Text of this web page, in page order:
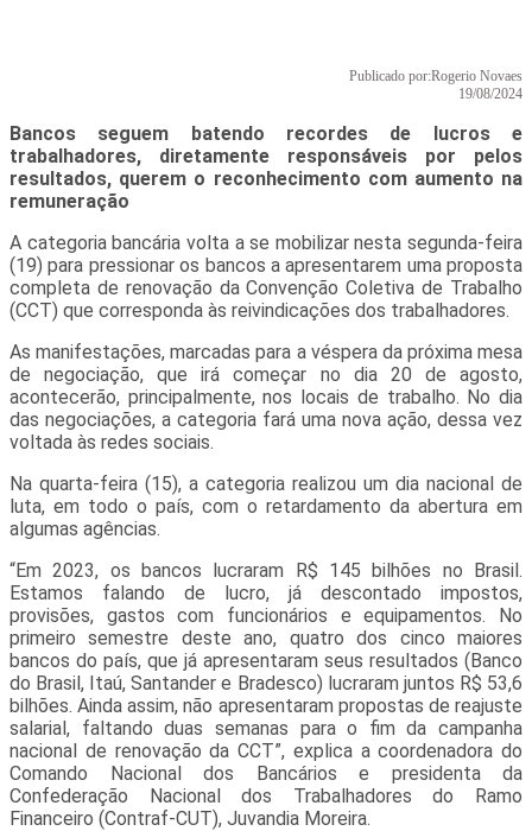
Publicado por:Rogerio Novaes
19/08/2024
Bancos seguem batendo recordes de lucros e
trabalhadores, diretamente responsáveis por pelos
resultados, querem o reconhecimento com aumento na
remuneração
A categoria bancária volta a se mobilizar nesta segunda-feira
(19) para pressionar os bancos a apresentarem uma proposta
completa de renovação da Convenção Coletiva de Trabalho
(CCT) que corresponda às reivindicações dos trabalhadores.
As manifestações, marcadas para a véspera da próxima mesa
de negociação, que irá começar no dia 20 de agosto,
acontecerão, principalmente, nos locais de trabalho. No dia
das negociações, a categoria fará uma nova ação, dessa vez
voltada às redes sociais.
Na quarta-feira (15), a categoria realizou um dia nacional de
luta, em todo o país, com o retardamento da abertura em
algumas agências.
“Em 2023, os bancos lucraram R$ 145 bilhões no Brasil.
Estamos falando de lucro, já descontado impostos,
provisões, gastos com funcionários e equipamentos. No
primeiro semestre deste ano, quatro dos cinco maiores
bancos do país, que já apresentaram seus resultados (Banco
do Brasil, Itaú, Santander e Bradesco) lucraram juntos R$ 53,6
bilhões. Ainda assim, não apresentaram propostas de reajuste
salarial, faltando duas semanas para o fim da campanha
nacional de renovação da CCT”, explica a coordenadora do
Comando Nacional dos Bancários e presidenta da
Confederação Nacional dos Trabalhadores do Ramo
Financeiro (Contraf-CUT), Juvandia Moreira.